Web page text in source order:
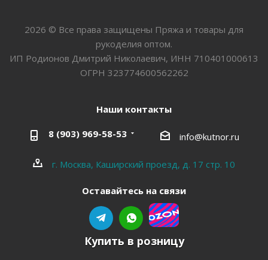
2026 © Все права защищены Пряжа и товары для
рукоделия оптом.
ИП Родионов Дмитрий Николаевич, ИНН 710401000613
ОГРН 323774600562262
Наши контакты
8 (903) 969-58-53 info@kutnor.ru
г. Москва, Каширский проезд, д. 17 стр. 10
Оставайтесь на связи
Купить в розницу